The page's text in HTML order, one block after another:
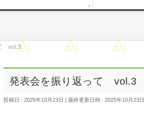
vol.3
発表会を振り返って vol.3
投稿日 : 2025年10月23日 最終更新日時 : 2025年10月23日